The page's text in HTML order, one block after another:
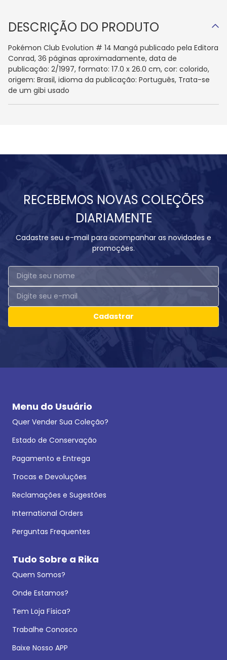
DESCRIÇÃO DO PRODUTO
Pokémon Club Evolution # 14 Mangá publicado pela Editora
Conrad, 36 páginas aproximadamente, data de
publicação: 2/1997, formato: 17.0 x 26.0 cm, cor: colorido,
origem: Brasil, idioma da publicação: Português, Trata-se
de um gibi usado
RECEBEMOS NOVAS COLEÇÕES
DIARIAMENTE
Cadastre seu e-mail para acompanhar as novidades e
promoções.
Cadastrar
Menu do Usuário
Quer Vender Sua Coleção?
Estado de Conservação
Pagamento e Entrega
Trocas e Devoluções
Reclamações e Sugestões
International Orders
Perguntas Frequentes
Tudo Sobre a Rika
Quem Somos?
Onde Estamos?
Tem Loja Física?
Trabalhe Conosco
Baixe Nosso APP